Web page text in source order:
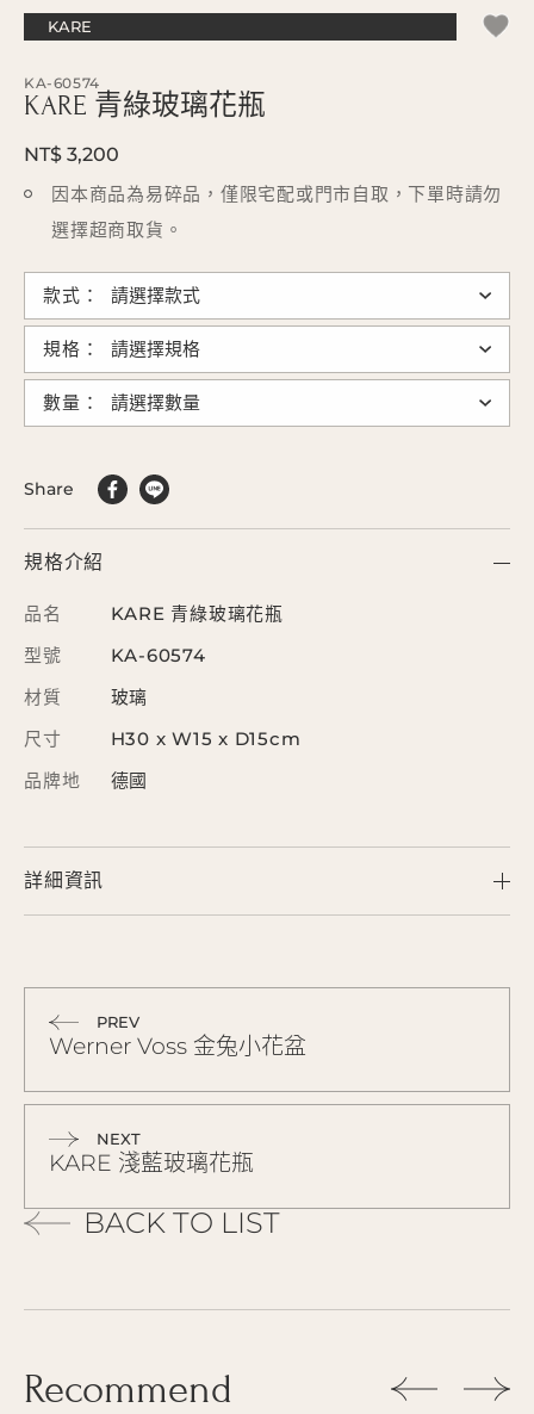
KARE
KA-60574
KARE 青綠玻璃花瓶
NT$ 3,200
因本商品為易碎品，僅限宅配或門市自取，下單時請勿
選擇超商取貨。
款式：
規格：
數量：
Share
規格介紹
品名
KARE 青綠玻璃花瓶
型號
KA-60574
材質
玻璃
尺寸
H30 x W15 x D15cm
品牌地
德國
詳細資訊
PREV
Werner Voss 金兔小花盆
NEXT
KARE 淺藍玻璃花瓶
BACK TO LIST
Recommend